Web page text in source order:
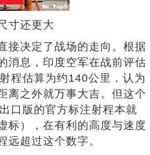
寸还更大
接决定了战场的走向。根据
消息，印度空军在战前评估
程估算为约140公里，认为
离之外就万事大吉。但这个
口版的官方标注射程本就
标），在有利的高度与速度
远超过这个数字。